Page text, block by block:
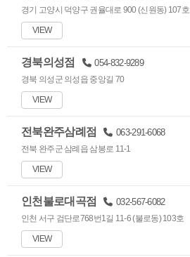
경기 고양시 덕양구 권율대로 900 (신원동) 107호
VIEW
경북의성점 054-832-9289
경북 의성군 의성읍 중앙길 70
VIEW
전북완주삼례점 063-291-6068
전북 완주군 삼례읍 삼봉로 11-1
VIEW
인천불로대곡점 032-567-6082
인천 서구 검단로768번1길 11-6 (불로동) 103호
VIEW